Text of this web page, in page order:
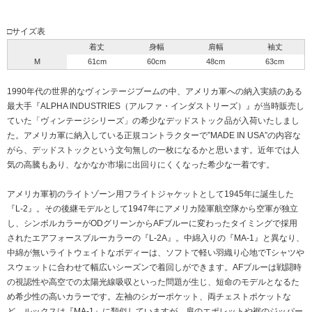
□サイズ表
着丈 身幅 肩幅
袖丈
M
61cm 60cm 48cm 63cm
1990年代の世界的なヴィンテージブームの中、アメリカ軍への納入実績のある
最大手『ALPHA INDUSTRIES（アルファ・インダストリーズ）』が当時販売し
ていた「ヴィンテージシリーズ」の希少なデッドストック品が入荷いたしまし
た。アメリカ軍に納入している正規コントラクターで”MADE IN USA”の内容な
がら、デッドストックという文句無しの一枚になるかと思います。近年では人
気の高騰もあり、なかなか市場に出回りにくくなった希少な一着です。
アメリカ軍初のライトゾーン用フライトジャケットとして1945年に誕生した
『L-2』。その後継モデルとして1947年にアメリカ陸軍航空隊から空軍が独立
し、シンボルカラーがODグリーンからAFブルーに変わったタイミングで採用
されたエアフォースブルーカラーの『L-2A』。中綿入りの『MA-1』と異なり、
中綿が無いライトウェイトなボディーは、ソフトで軽い羽織り心地でTシャツや
スウェットに合わせて幅広いシーズンで着回しができます。AFブルーは戦闘時
の視認性や高空での太陽光線吸収といった問題が生じ、短命のモデルとなるた
め希少性の高いカラーです。左袖のシガーポケット、両チェストポケットな